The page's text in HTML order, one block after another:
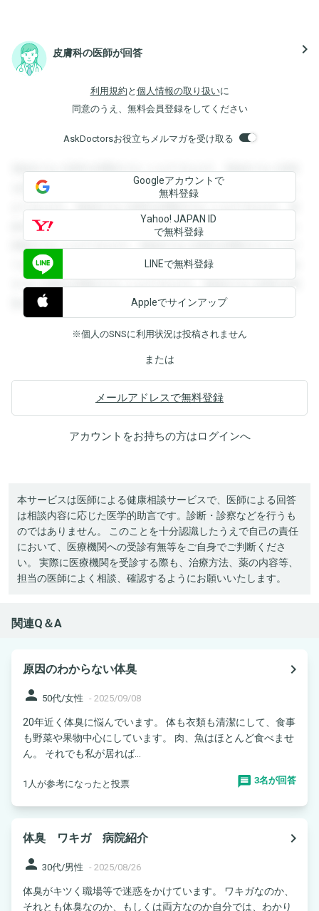
皮膚科の医師が回答 navigate_next
利用規約 と 個人情報の取り扱いに
同意のうえ、無料会員登録をしてください
AskDoctorsお役立ちメルマガを受け取る
登録すると回答を閲覧することができます。登録すると回答
を閲覧することができます。登録すると回答を閲覧すること
ができます。登録すると回答を閲覧することができます。登
録すると回答を閲覧することができます。登録すると回答を
閲覧することができます。登録すると回答を閲覧することが
できます。登録すると回答を閲覧することができます。登録
すると回答を閲覧することができます。登録すると回答を閲
覧することができます。
Googleアカウントで
無料登録
Yahoo! JAPAN ID
で無料登録
LINEで無料登録
Appleでサインアップ
※個人のSNSに利用状況は投稿されません
または
メールアドレスで無料登録
アカウントをお持ちの方はログインへ
本サービスは医師による健康相談サービスで、医師による回答
は相談内容に応じた医学的助言です。診断・診察などを行うも
のではありません。 このことを十分認識したうえで自己の責任
において、医療機関への受診有無等をご自身でご判断くださ
い。 実際に医療機関を受診する際も、治療方法、薬の内容等、
担当の医師によく相談、確認するようにお願いいたします。
関連Q＆A
原因のわからない体臭
navigate_next
person 50代/女性 - 2025/09/08
20年近く体臭に悩んでいます。 体も衣類も清潔にして、食事
も野菜や果物中心にしています。 肉、魚はほとんど食べませ
ん。 それでも私が居れば...
1人が参考になったと投票 3名が回答
体臭 ワキガ 病院紹介
navigate_next
person 30代/男性 - 2025/08/26
体臭がキツく職場等で迷惑をかけています。 ワキガなのか、
それとも体臭なのか、もしくは両方なのか自分では、わかり